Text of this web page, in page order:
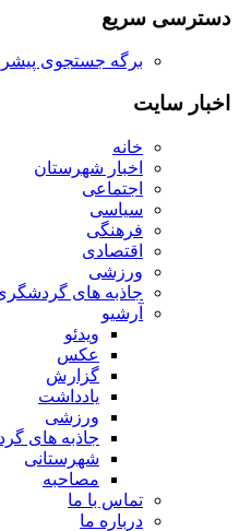
دسترسی سریع
برگه جستجوی
اخبار سایت
خانه
اخبار شهرستان
اجتماعی
سیاسی
فرهنگی
اقتصادی
ورزشی
جاذبه های
آرشیو
ویدئو
عکس
گزارش
یادداشت
ورزشی
جاذبه های
شهرستانی
مصاحبه
تماس با ما
درباره ما